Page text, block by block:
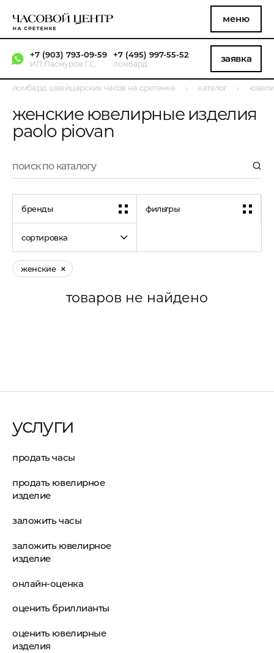
меню
+7 (903) 793-09-59
ИП Пасмуров Г.С.
+7 (495) 997-55-52
ломбард заявка
ломбард швейцарских часов на сретенке каталог
женские ювелирные изделия
paolo piovan
бренды фильтры
сортировка
женские
товаров не найдено
услуги
продать часы
продать ювелирное
изделие
заложить часы
заложить ювелирное
изделие
онлайн-оценка
оценить бриллианты
оценить ювелирные
изделия